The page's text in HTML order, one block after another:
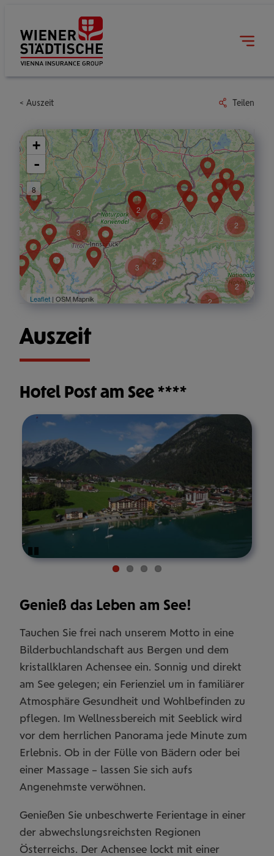
Auszeit Teilen
2
3
2
2
3
2
2
2
+
-
8
Leaflet| OSM Mapnik
Auszeit
Hotel Post am See ****
Genieß das Leben am See!
Tauchen Sie frei nach unserem Motto in eine
Bilderbuchlandschaft aus Bergen und dem
kristallklaren Achensee ein. Sonnig und direkt
am See gelegen; ein Ferienziel um in familiärer
Atmosphäre Gesundheit und Wohlbefinden zu
pflegen. Im Wellnessbereich mit Seeblick wird
vor dem herrlichen Panorama jede Minute zum
Erlebnis. Ob in der Fülle von Bädern oder bei
einer Massage – lassen Sie sich aufs
Angenehmste verwöhnen.
Genießen Sie unbeschwerte Ferientage in einer
der abwechslungsreichsten Regionen
Österreichs. Der Achensee lockt mit einer